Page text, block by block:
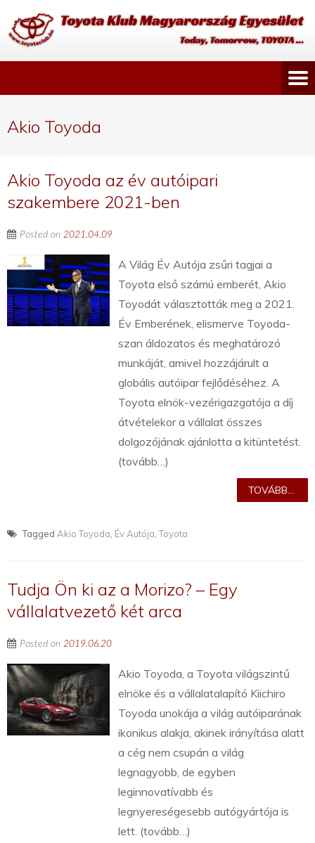
Akio Toyoda
Akio Toyoda az év autóipari
szakembere 2021-ben
Posted on 2021.04.09
A Világ Év Autója zsűri tagjai a
Toyota első számú emberét, Akio
Toyodát választották meg a 2021.
Év Emberének, elismerve Toyoda-
szan áldozatos és meghatározó
munkáját, amivel hozzájárult a
globális autóipar fejlődéséhez. A
Toyota elnök-vezérigazgatója a díj
átvételekor a vállalat összes
dolgozójának ajánlotta a kitüntetést.
(tovább…)
TOVÁBB...
Tagged Akio Toyoda Év Autója ,Toyota
Tudja Ön ki az a Morizo? – Egy
vállalatvezető két arca
Posted on 2019.06.20
Akio Toyoda, a Toyota világszintű
elnöke és a vállalatalapító Kiichiro
Toyoda unokája a világ autóiparának
ikonikus alakja, akinek irányítása alatt
a cég nem csupán a világ
legnagyobb, de egyben
leginnovatívabb és
legnyereségesebb autógyártója is
lett. (tovább…)